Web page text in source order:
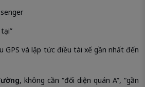
GPS và lập tức điều tài xế gần nhất đến
, không cần “đối diện quán A”, “gần